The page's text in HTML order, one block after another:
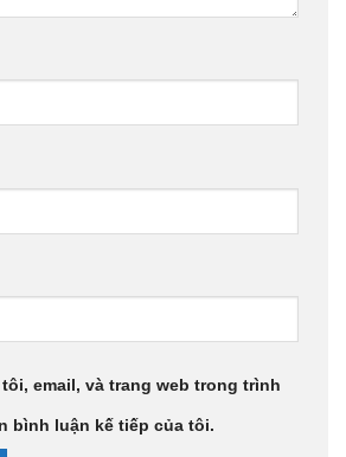
email, và trang web trong trình
bình luận kế tiếp của tôi.